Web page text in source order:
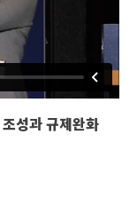
성과 규제완화